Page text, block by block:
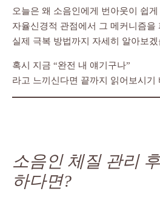
오늘은 왜 소음인에게 번아웃이 쉽게
자율신경적 관점에서 그 메커니즘을
실제 극복 방법까지 자세히 알아보겠
혹시 지금 “완전 내 얘기구나”
라고 느끼신다면 끝까지 읽어보시기
소음인 체질 관리
하다면?